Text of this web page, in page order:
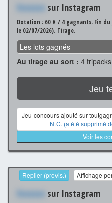
Xxxxxxx sur Instagram
Dotation : 60 € / 4 gagnants. Fin
le 02/07/2026). Tirage.
Les lots gagnés
Au tirage au sort : 4
Jeu
Jeu-concours ajouté sur
N.C. (a été supprimé
Voir les
Replier (provis.) Affichage
Xxxxxxx sur Instagram